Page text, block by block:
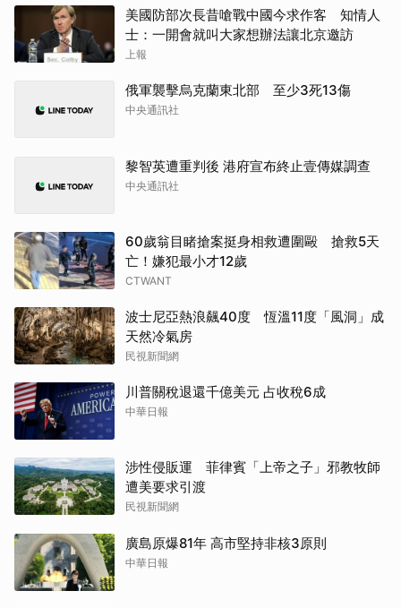
美國防部次長昔嗆戰中國今求作客 知情人
士：一開會就叫大家想辦法讓北京邀訪
上報
俄軍襲擊烏克蘭東北部 至少3死13傷
中央通訊社
黎智英遭重判後 港府宣布終止壹傳媒調查
中央通訊社
60歲翁目睹搶案挺身相救遭圍毆 搶救5天
亡！嫌犯最小才12歲
CTWANT
波士尼亞熱浪飆40度 恆溫11度「風洞」成
天然冷氣房
民視新聞網
川普關稅退還千億美元 占收稅6成
中華日報
涉性侵販運 菲律賓「上帝之子」邪教牧師
遭美要求引渡
民視新聞網
廣島原爆81年 高市堅持非核3原則
中華日報